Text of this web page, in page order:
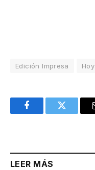
Edición Impresa Hoy
FacebookTwitter
LEER MÁS